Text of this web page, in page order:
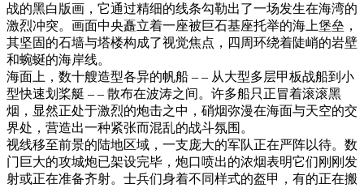
战的黑白版画，它通过精细的线条勾勒出了一场发生在海湾的
激烈冲突。画面中央矗立着一座被巨石基座托举的海上堡垒，
其坚固的石墙与塔楼构成了视觉焦点，四周环绕着陡峭的岩壁
和蜿蜒的海岸线。
海面上，数十艘造型各异的帆船 – – 从大型多层甲板战船到小
型快速划桨艇 – – 散布在波涛之间。许多船只正冒着滚滚黑
烟，显然正处于激烈的炮击之中，硝烟弥漫在海面与天空的交
界处，营造出一种紧张而混乱的战斗氛围。
视线移至前景的陆地区域，一支庞大的军队正在严阵以待。数
门巨大的攻城炮已架设完毕，炮口喷出的浓烟表明它们刚刚发
射或正在准备齐射。士兵们身着不同样式的盔甲，有的正在搬